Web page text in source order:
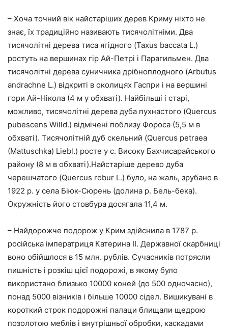
– Хоча точний вік найстаріших дерев Криму ніхто не
знає, їх традиційно називають тисячолітніми. Два
тисячолітні дерева тиса ягідного (Taxus baccata L.)
ростуть на вершинах гір Ай-Петрі і Парагильмен. Два
тисячолітні дерева суничника дрібноплодного (Arbutus
andrachne L.) відкриті в околицях Гаспри і на вершині
гори Ай-Нікола (4 м у обхваті). Найбільші і старі,
можливо, тисячолітні дерева дуба пухнастого (Quercus
pubescens Willd.) відмічені поблизу Фороса (5,5 м в
обхваті). Тисячолітній дуб скельний (Quercus petraea
(Mattuschka) Liebl.) росте у с. Високу Бахчисарайського
району (8 м в обхваті).Найстаріше дерево дуба
черешчатого (Quercus robur L.) було, на жаль, зрубано в
1922 р. у села Біюк-Сюрень (долина р. Бель-бека).
Окружність його стовбура досягала 11,4 м.
– Найдорожче подорож у Крим здійснила в 1787 р.
російська імператриця Катерина II. Державної скарбниці
воно обійшлося в 15 млн. рублів. Сучасників потрясли
пишність і розкіш цієї подорожі, в якому було
використано близько 10000 коней (до 500 одночасно),
понад 5000 візників і більше 10000 сідел. Вишикувані в
короткий строк подорожні палаци блищали щедрою
позолотою меблів і внутрішньої обробки, каскадами